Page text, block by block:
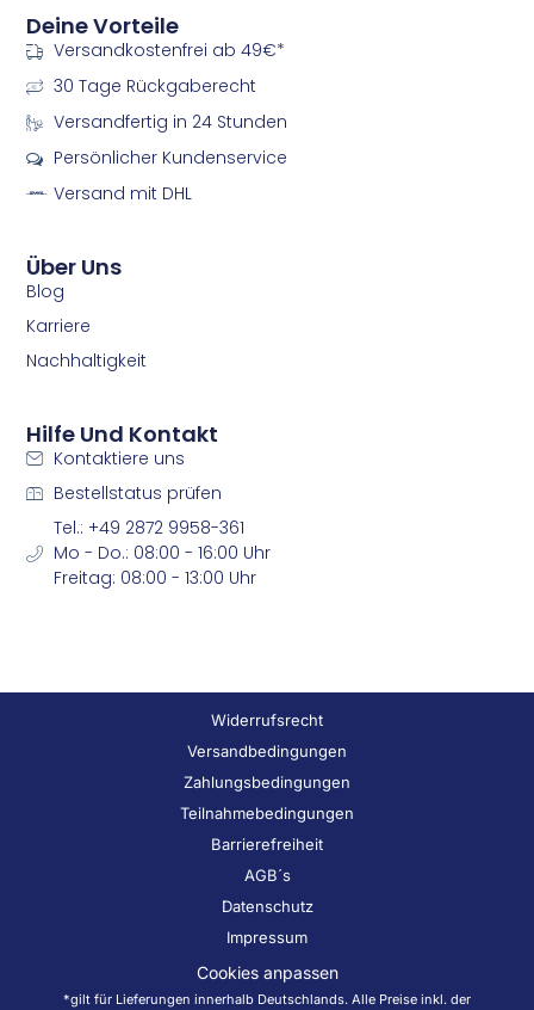
-
f
a
c
e
b
o
k
-
i
n
s
t
g
a
Über Uns
Blog
Karriere
Nachhaltigkeit
Deine Vorteile
Versandkostenfrei ab 49€*
30 Tage Rückgaberecht
Versandfertig in 24 Stunden
Persönlicher Kundenservice
Versand mit DHL
Hilfe Und Kontakt
Kontaktiere uns
Bestellstatus prüfen
Tel.: +49 2872 9958-361
Mo - Do.: 08:00 - 16:00 Uhr
Freitag: 08:00 - 13:00 Uhr
Widerrufsrecht
Versandbedingungen
Zahlungsbedingungen
Teilnahmebedingungen
Barrierefreiheit
AGB´s
Datenschutz
Impressum
Cookies anpassen
*gilt für Lieferungen innerhalb Deutschlands. Alle Preise inkl. der